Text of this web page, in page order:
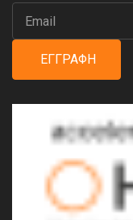
ΕΓΓΡΑΦΉ